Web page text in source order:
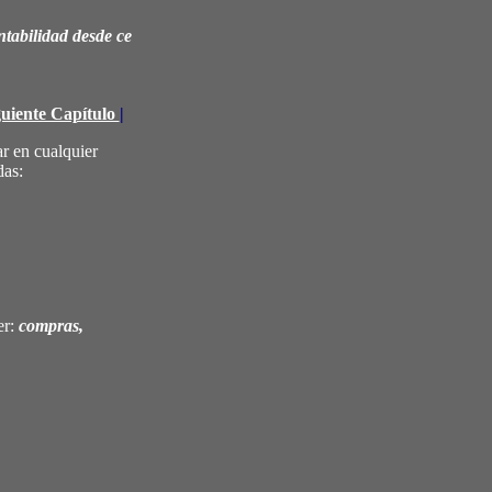
desde cero
Capítulo |
en cualquier
compras,